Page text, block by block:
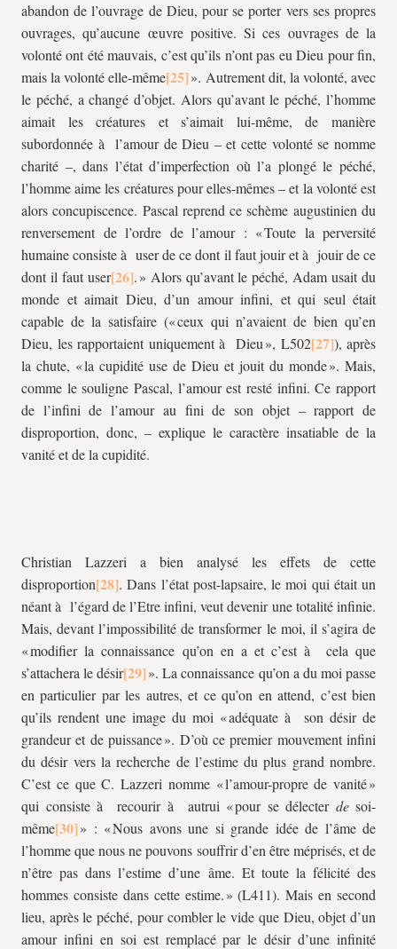
abandon de l’ouvrage de Dieu, pour se porter vers ses propres
ouvrages, qu’aucune œuvre positive. Si ces ouvrages de la
volonté ont été mauvais, c’est qu’ils n’ont pas eu Dieu pour fin,
mais la volonté elle-même
». Autrement dit, la volonté, avec
le péché, a changé d’objet. Alors qu’avant le péché, l’homme
aimait les créatures et s’aimait lui-même, de manière
subordonnée à l’amour de Dieu – et cette volonté se nomme
charité –, dans l’état d’imperfection où l’a plongé le péché,
l’homme aime les créatures pour elles-mêmes – et la volonté est
alors concupiscence. Pascal reprend ce schème augustinien du
renversement de l’ordre de l’amour : « Toute la perversité
humaine consiste à user de ce dont il faut jouir et à jouir de ce
dont il faut user
. » Alors qu’avant le péché, Adam usait du
monde et aimait Dieu, d’un amour infini, et qui seul était
capable de la satisfaire (« ceux qui n’avaient de bien qu’en
Dieu, les rapportaient uniquement à Dieu », L502
), après
la chute, « la cupidité use de Dieu et jouit du monde ». Mais,
comme le souligne Pascal, l’amour est resté infini. Ce rapport
de l’infini de l’amour au fini de son objet – rapport de
disproportion, donc, – explique le caractère insatiable de la
vanité et de la cupidité.
Christian Lazzeri a bien analysé les effets de cette
disproportion
. Dans l’état post-lapsaire, le moi qui était un
néant à l’égard de l’Etre infini, veut devenir une totalité infinie.
Mais, devant l’impossibilité de transformer le moi, il s’agira de
« modifier la connaissance qu’on en a et c’est à cela que
s’attachera le désir
». La connaissance qu’on a du moi passe
en particulier par les autres, et ce qu’on en attend, c’est bien
qu’ils rendent une image du moi « adéquate à son désir de
grandeur et de puissance ». D’où ce premier mouvement infini
du désir vers la recherche de l’estime du plus grand nombre.
C’est ce que C. Lazzeri nomme « l’amour-propre de vanité »
qui consiste à recourir à autrui « pour se délecter desoi-
même
» : « Nous avons une si grande idée de l’âme de
l’homme que nous ne pouvons souffrir d’en être méprisés, et de
n’être pas dans l’estime d’une âme. Et toute la félicité des
hommes consiste dans cette estime. » (L411). Mais en second
lieu, après le péché, pour combler le vide que Dieu, objet d’un
amour infini en soi est remplacé par le désir d’une infinité